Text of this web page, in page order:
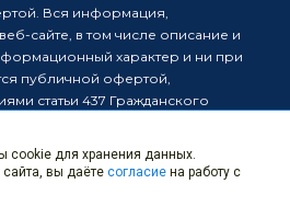
Вся информация,
сайте, в том числе описание и
характер и ни при
публичной офертой,
статьи 437 Гражданского
за собой право в одностороннем
в информацию, размещенную на
третьих лиц о таких
cookie для хранения данных.
вы даёте согласие на работу с